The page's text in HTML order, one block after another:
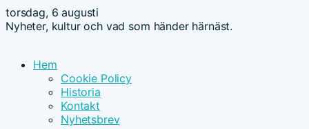
torsdag, 6 augusti
Nyheter, kultur och vad som händer härnäst.
Hem
Cookie Policy
Historia
Kontakt
Nyhetsbrev